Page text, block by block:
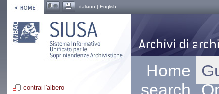
italiano | English
contrai l'albero
Home
search